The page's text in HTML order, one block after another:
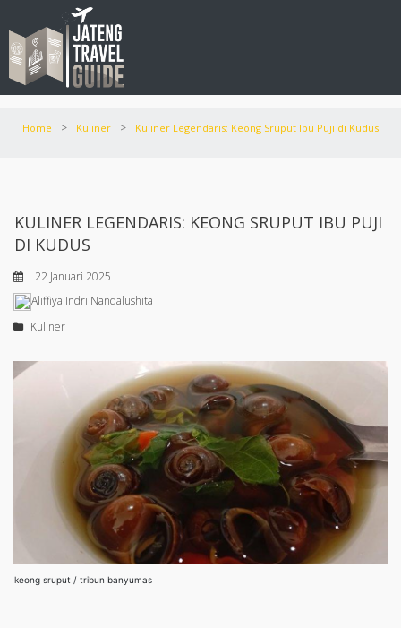
Home > Kuliner > Kuliner Legendaris: Keong Sruput Ibu Puji di Kudus
KULINER LEGENDARIS: KEONG SRUPUT IBU PUJI
DI KUDUS
22 Januari 2025
Aliffiya Indri Nandalushita
Kuliner
keong sruput / tribun banyumas